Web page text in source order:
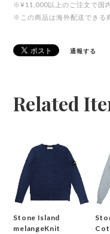
※¥11,000以上のご注文で国
※この商品は海外配送できる
通報する
Related
Stone Island
melangeKnit